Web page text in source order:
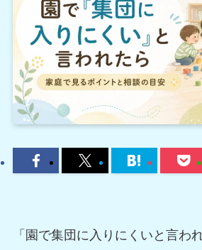
「園で集団に入りにくいと言われ